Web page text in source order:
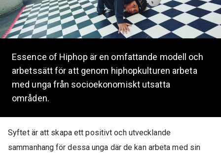
Essence of Hiphop är en omfattande modell och
arbetssätt för att genom hiphopkulturen arbeta
med unga från socioekonomiskt utsatta
områden.
Syftet är att skapa ett positivt och utvecklande
sammanhang för dessa unga där de kan arbeta med sin